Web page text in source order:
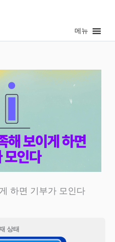
메뉴
하면 기부가 모인다
상태